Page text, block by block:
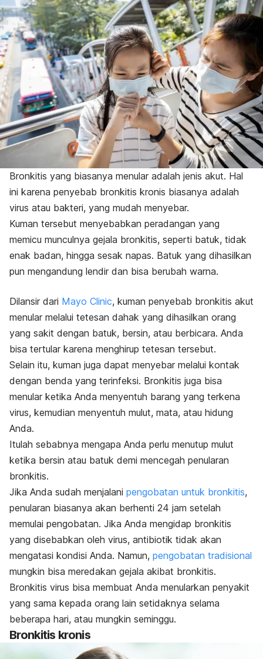
Bronkitis yang biasanya menular adalah jenis akut. Hal
ini karena penyebab bronkitis kronis biasanya adalah
virus atau bakteri, yang mudah menyebar.
Kuman tersebut menyebabkan peradangan yang
memicu munculnya gejala bronkitis, seperti batuk, tidak
enak badan, hingga sesak napas. Batuk yang dihasilkan
pun mengandung lendir dan bisa berubah warna.
Dilansir dari Mayo Clinic, kuman penyebab bronkitis akut
menular melalui tetesan dahak yang dihasilkan orang
yang sakit dengan batuk, bersin, atau berbicara. Anda
bisa tertular karena menghirup tetesan tersebut.
Selain itu, kuman juga dapat menyebar melalui kontak
dengan benda yang terinfeksi. Bronkitis juga bisa
menular ketika Anda menyentuh barang yang terkena
virus, kemudian menyentuh mulut, mata, atau hidung
Anda.
Itulah sebabnya mengapa Anda perlu menutup mulut
ketika bersin atau batuk demi mencegah penularan
bronkitis.
Jika Anda sudah menjalani pengobatan untuk bronkitis,
penularan biasanya akan berhenti 24 jam setelah
memulai pengobatan. Jika Anda mengidap bronkitis
yang disebabkan oleh virus, antibiotik tidak akan
mengatasi kondisi Anda. Namun, pengobatan tradisional
mungkin bisa meredakan gejala akibat bronkitis.
Bronkitis virus bisa membuat Anda menularkan penyakit
yang sama kepada orang lain setidaknya selama
beberapa hari, atau mungkin seminggu.
Bronkitis kronis